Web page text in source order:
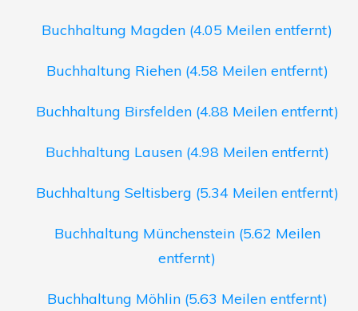
Buchhaltung Magden (4.05 Meilen entfernt)
Buchhaltung Riehen (4.58 Meilen entfernt)
Buchhaltung Birsfelden (4.88 Meilen entfernt)
Buchhaltung Lausen (4.98 Meilen entfernt)
Buchhaltung Seltisberg (5.34 Meilen entfernt)
Buchhaltung Münchenstein (5.62 Meilen
entfernt)
Buchhaltung Möhlin (5.63 Meilen entfernt)